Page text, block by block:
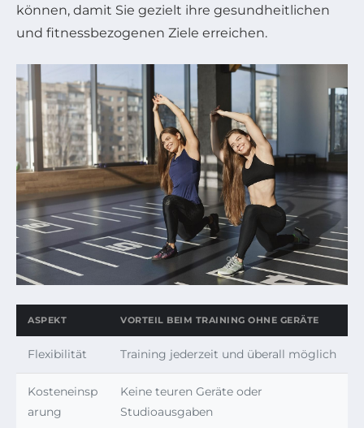
können, damit Sie gezielt ihre gesundheitlichen
und fitnessbezogenen Ziele erreichen.
ASPEKT VORTEIL BEIM TRAINING OHNE GERÄTE
Flexibilität Training jederzeit und überall möglich
Kosteneinsp
arung
Keine teuren Geräte oder
Studioausgaben